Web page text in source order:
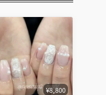
¥8,800